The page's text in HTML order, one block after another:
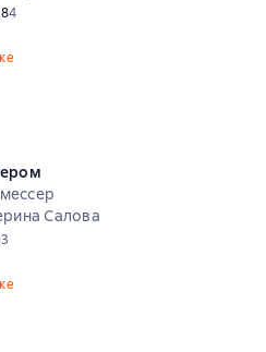
рейтинг 4,8 на основе 4 оценок
4
Салова
рейтинг 5 на основе 3 оценок
3